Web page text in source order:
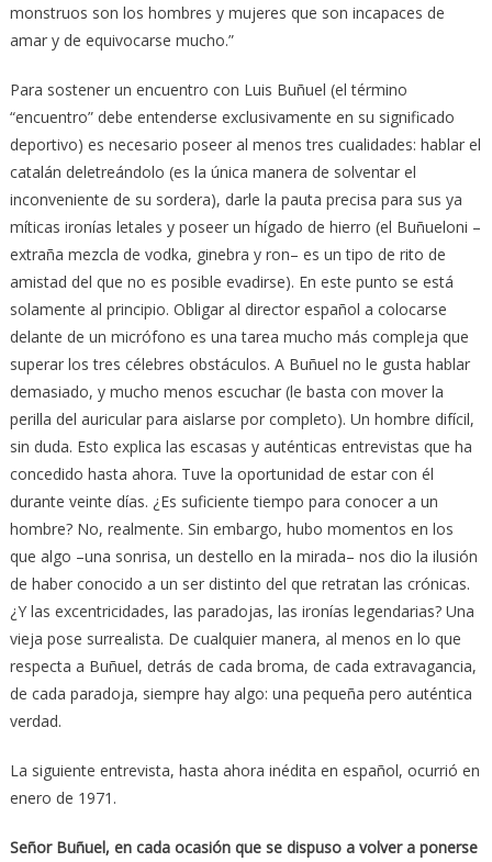
monstruos son los hombres y mujeres que son incapaces de
amar y de equivocarse mucho.”
Para sostener un encuentro con Luis Buñuel (el término
“encuentro” debe entenderse exclusivamente en su significado
deportivo) es necesario poseer al menos tres cualidades: hablar el
catalán deletreándolo (es la única manera de solventar el
inconveniente de su sordera), darle la pauta precisa para sus ya
míticas ironías letales y poseer un hígado de hierro (el Buñueloni –
extraña mezcla de vodka, ginebra y ron– es un tipo de rito de
amistad del que no es posible evadirse). En este punto se está
solamente al principio. Obligar al director español a colocarse
delante de un micrófono es una tarea mucho más compleja que
superar los tres célebres obstáculos. A Buñuel no le gusta hablar
demasiado, y mucho menos escuchar (le basta con mover la
perilla del auricular para aislarse por completo). Un hombre difícil,
sin duda. Esto explica las escasas y auténticas entrevistas que ha
concedido hasta ahora. Tuve la oportunidad de estar con él
durante veinte días. ¿Es suficiente tiempo para conocer a un
hombre? No, realmente. Sin embargo, hubo momentos en los
que algo –una sonrisa, un destello en la mirada– nos dio la ilusión
de haber conocido a un ser distinto del que retratan las crónicas.
¿Y las excentricidades, las paradojas, las ironías legendarias? Una
vieja pose surrealista. De cualquier manera, al menos en lo que
respecta a Buñuel, detrás de cada broma, de cada extravagancia,
de cada paradoja, siempre hay algo: una pequeña pero auténtica
verdad.
La siguiente entrevista, hasta ahora inédita en español, ocurrió en
enero de 1971.
Señor Buñuel, en cada ocasión que se dispuso a volver a ponerse